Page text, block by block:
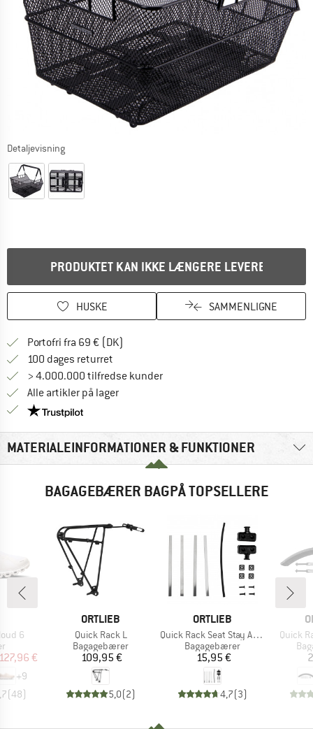
Detaljevisning
PRODUKTET KAN IKKE LÆNGERE LEVERES
HUSKE SAMMENLIGNE
Portofri fra 69 € (DK)
100 dages returret
> 4.000.000 tilfredse kunder
Alle artikler på lager
Vi er Trustpilot-certificeret - oplysningerne får du
MATERIALEINFORMATIONER & FUNKTIONER
BAGAGEBÆRER BAGPÅ TOPSELLERE
6
pris
€
+9
(48)
MÆRKE
ORTLIEB
Artikel
Quick Rack L
Produktgruppe
Bagagebærer
Pris
109,95 €
5,0(2)
MÆRKE
ORTLIEB
Artikel
Quick Rack Seat Stay Adapter
Produktgruppe
Bagagebærer
Pris
15,95 €
4,7(3)
Artikel
Quick